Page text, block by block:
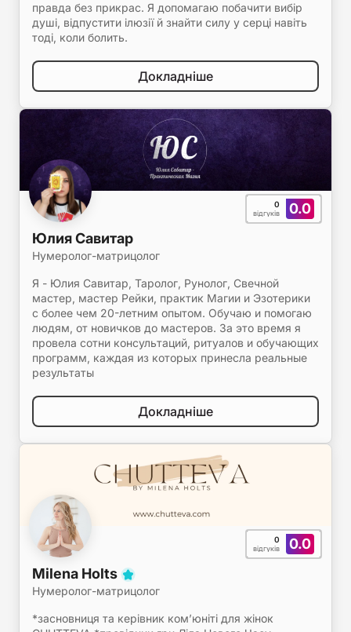
правда без прикрас. Я допомагаю побачити вибір
душі, відпустити ілюзії й знайти силу у серці навіть
тоді, коли болить.
Докладніше
0.0
0
відгуків
Юлия Савитар
Нумеролог-матрицолог
Я - Юлия Савитар, Таролог, Рунолог, Свечной
мастер, мастер Рейки, практик Магии и Эзотерики
с более чем 20-летним опытом. Обучаю и помогаю
людям, от новичков до мастеров. За это время я
провела сотни консультаций, ритуалов и обучающих
программ, каждая из которых принесла реальные
результаты
Докладніше
0.0
0
відгуків
Milena Holts
Нумеролог-матрицолог
*засновниця та керівник комʼюніті для жінок